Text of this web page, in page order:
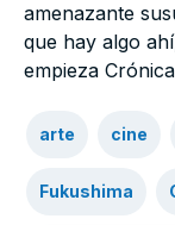
amenazante
que hay algo
empieza
arte cine
Fukushima